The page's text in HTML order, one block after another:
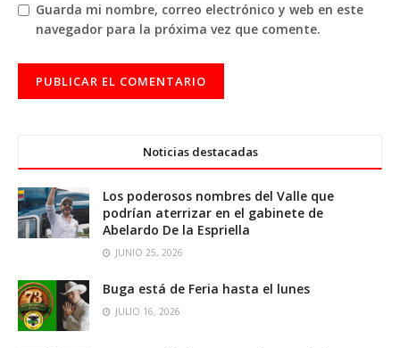
Guarda mi nombre, correo electrónico y web en este
navegador para la próxima vez que comente.
Noticias destacadas
Los poderosos nombres del Valle que
podrían aterrizar en el gabinete de
Abelardo De la Espriella
JUNIO 25, 2026
Buga está de Feria hasta el lunes
JULIO 16, 2026